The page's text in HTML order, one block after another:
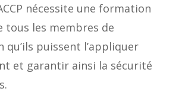
nécessite une formation
tous les membres de
qu’ils puissent l’appliquer
et garantir ainsi la sécurité